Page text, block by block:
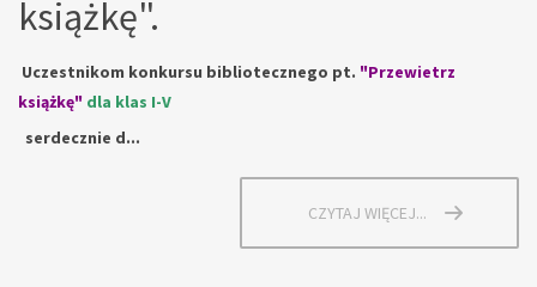
książkę".
Uczestnikom konkursu bibliotecznego pt. "Przewietrz
książkę" dla klas I-V
serdecznie d...
CZYTAJ WIĘCEJ...